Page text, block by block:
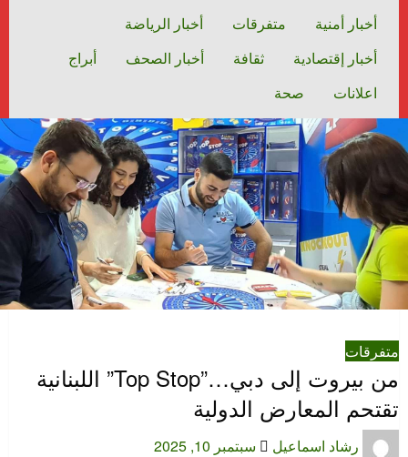
أخبار أمنية
متفرقات
أخبار الرياضة
أخبار إقتصادية
ثقافة أخبار الصحف
أبراج
اعلانات
صحة
متفرقات
من بيروت إلى دبي…”Top Stop” اللبنانية
تقتحم المعارض الدولية
رشاد اسماعيل
نُشر
سبتمبر 10, 2025